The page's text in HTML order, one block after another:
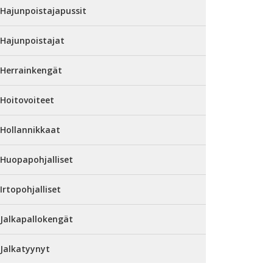
Hajunpoistajapussit
Hajunpoistajat
Herrainkengät
Hoitovoiteet
Hollannikkaat
Huopapohjalliset
Irtopohjalliset
Jalkapallokengät
Jalkatyynyt